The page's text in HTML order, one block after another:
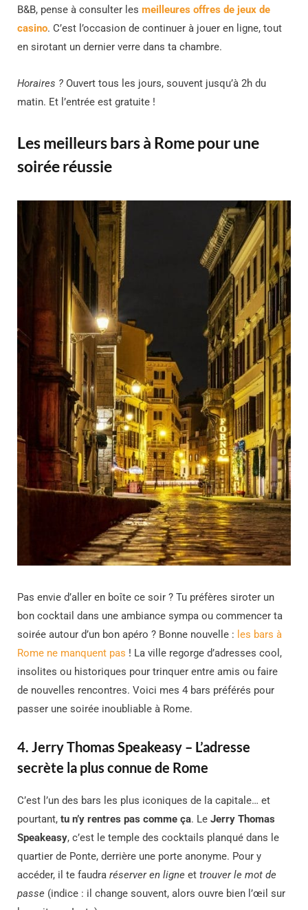
B&B, pense à consulter les meilleures offres de jeux de
casino. C’est l’occasion de continuer à jouer en ligne, tout
en sirotant un dernier verre dans ta chambre.
Horaires ? Ouvert tous les jours, souvent jusqu’à 2h du
matin. Et l’entrée est gratuite !
Les meilleurs bars à Rome pour une
soirée réussie
Pas envie d’aller en boîte ce soir ? Tu préfères siroter un
bon cocktail dans une ambiance sympa ou commencer ta
soirée autour d’un bon apéro ? Bonne nouvelle : les bars à
Rome ne manquent pas ! La ville regorge d’adresses cool,
insolites ou historiques pour trinquer entre amis ou faire
de nouvelles rencontres. Voici mes 4 bars préférés pour
passer une soirée inoubliable à Rome.
4. Jerry Thomas Speakeasy – L’adresse
secrète la plus connue de Rome
C’est l’un des bars les plus iconiques de la capitale… et
pourtant, tu n’y rentres pas comme ça. Le Jerry Thomas
Speakeasy, c’est le temple des cocktails planqué dans le
quartier de Ponte, derrière une porte anonyme. Pour y
accéder, il te faudra réserver en ligne et trouver le mot de
passe (indice : il change souvent, alors ouvre bien l’œil sur